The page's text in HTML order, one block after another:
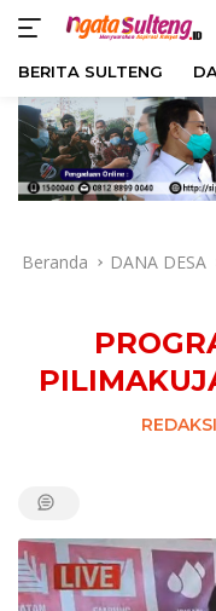
Langsung
konten
BERITA SULTENG
Beranda DANA DESA
REDAKSI